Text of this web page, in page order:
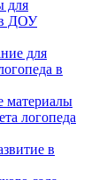
для
в ДОУ
для
в
материалы
логопеда
в